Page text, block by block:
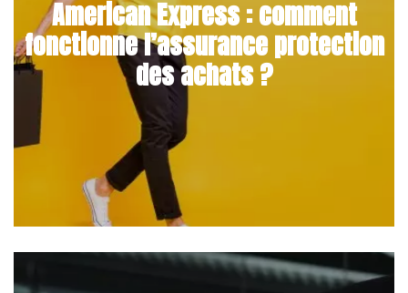
American Express : comment
fonctionne l’assurance protection
des achats ?